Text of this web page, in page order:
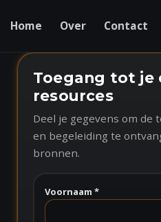
Home Over Contact
Toegang tot je
resources
Deel je gegevens om
en begeleiding te
bronnen.
Voornaam *